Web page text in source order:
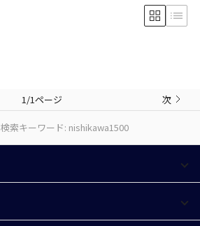
1/1ページ 次
検索キーワード: nishikawa1500